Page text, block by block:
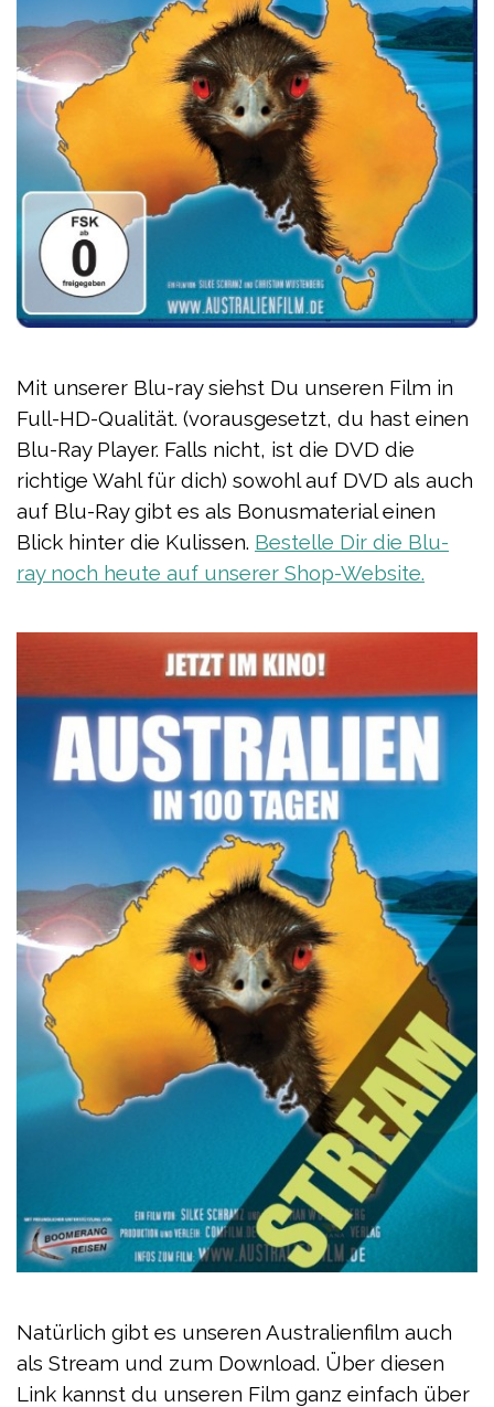
Mit unserer Blu-ray siehst Du unseren Film in
Full-HD-Qualität. (vorausgesetzt, du hast einen
Blu-Ray Player. Falls nicht, ist die DVD die
richtige Wahl für dich) sowohl auf DVD als auch
auf Blu-Ray gibt es als Bonusmaterial einen
Blick hinter die Kulissen. Bestelle Dir die Blu-
ray noch heute auf unserer Shop-Website.
Natürlich gibt es unseren Australienfilm auch
als Stream und zum Download. Über diesen
Link kannst du unseren Film ganz einfach über